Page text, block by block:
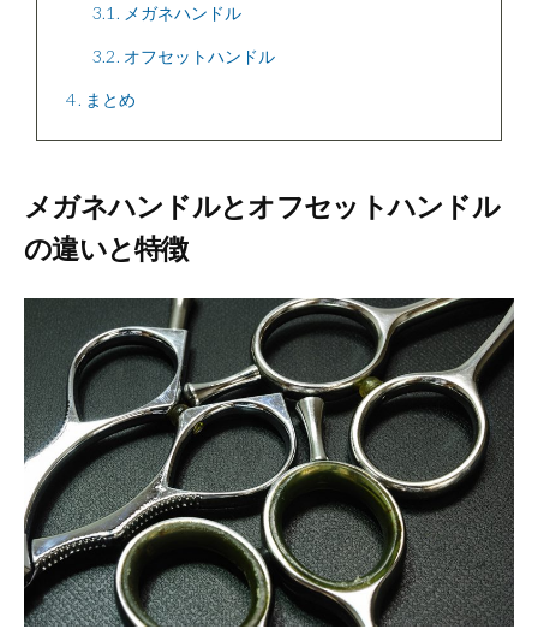
3.1 メガネハンドル
3.2 オフセットハンドル
4 まとめ
メガネハンドルとオフセットハンドル
の違いと特徴